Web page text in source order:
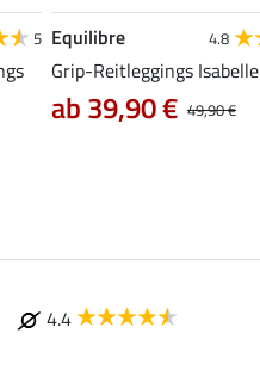
5 Equilibre 4.8
Grip-Reitleggings Isabelle
49,90 €
ab 39,90 €
4.4